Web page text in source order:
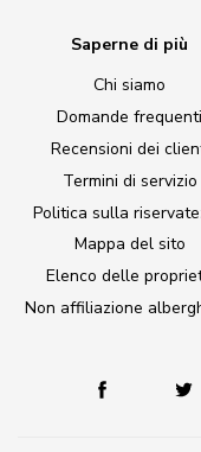
Saperne di più
Chi siamo
Domande frequenti
Recensioni dei
Termini di servizio
Politica sulla
Mappa del sito
Elenco delle
Non affiliazione